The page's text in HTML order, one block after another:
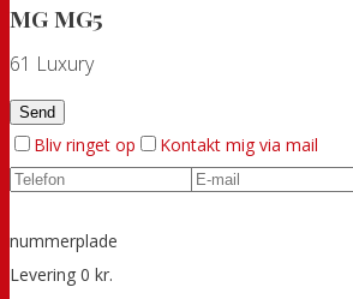
MG MG5
61 Luxury
Bliv ringet op Kontakt mig via mail
nummerplade
Levering 0 kr.